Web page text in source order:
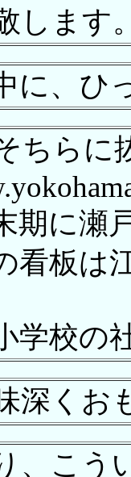
します
に、ひ
ちらに
期に瀬
看板は
学校の
深くお
、こう